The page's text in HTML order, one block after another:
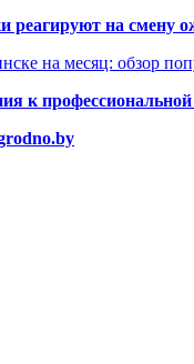
реагируют на смену
на месяц: обзор
к